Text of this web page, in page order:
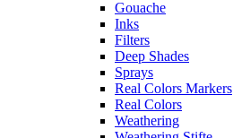
Gouache
Inks
Filters
Deep Shades
Sprays
Real Colors Markers
Real Colors
Weathering